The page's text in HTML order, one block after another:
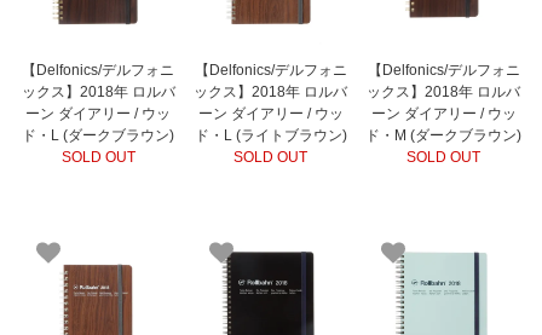
【Delfonics/デルフォニ
ックス】2018年 ロルバ
ーン ダイアリー / ウッ
ド・L (ダークブラウン)
SOLD OUT
【Delfonics/デルフォニ
ックス】2018年 ロルバ
ーン ダイアリー / ウッ
ド・L (ライトブラウン)
SOLD OUT
【Delfonics/デルフォニ
ックス】2018年 ロルバ
ーン ダイアリー / ウッ
ド・M (ダークブラウン)
SOLD OUT